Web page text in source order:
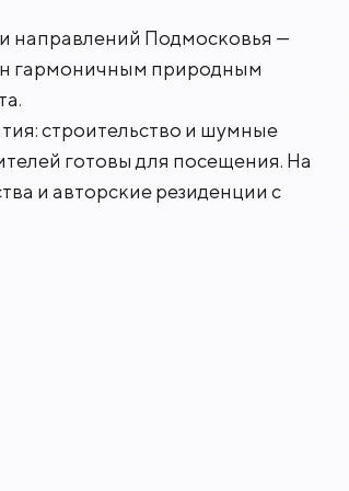
поэтому жителям
Новой
- центры, аптеки,
минут по скоростному
охранная служба,
за чистотой и
направлений Подмосковья —
гармоничным природным
строительство и шумные
готовы для посещения. На
и авторские резиденции с